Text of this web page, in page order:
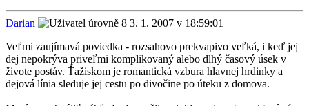
Darian
3. 1. 2007 v 18:59:01
Veľmi zaujímavá poviedka - rozsahovo prekvapivo veľká, i keď jej
dej nepokrýva priveľmi komplikovaný alebo dlhý časový úsek v
živote postáv. Ťažiskom je romantická vzbura hlavnej hrdinky a
dejová línia sleduje jej cestu po divočine po úteku z domova.